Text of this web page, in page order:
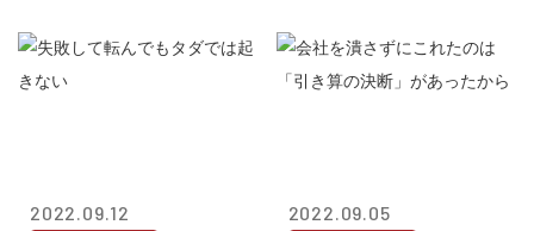
2022.09.12 2022.09.05